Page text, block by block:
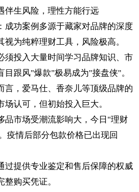
伴生风险，理性方能行远
成功案例多源于藏家对品牌的深度
为纯粹理财工具，风险极高。
须投入大量时间学习品牌知识、市
目跟风"爆款"极易成为"接盘侠"。
言，爱马仕、香奈儿等顶级品牌的
认可，但初始投入巨大。
品市场受潮流影响大，今日"理财
疫情后部分包款价格已出现回
过提供专业鉴定和售后保障的权威
购买凭证。